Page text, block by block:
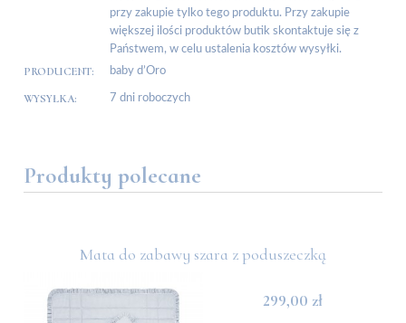
przy zakupie tylko tego produktu. Przy zakupie
większej ilości produktów butik skontaktuje się z
Państwem, w celu ustalenia kosztów wysyłki.
PRODUCENT: baby d’Oro
WYSYŁKA: 7 dni roboczych
Produkty polecane
Mata do zabawy szara z poduszeczką
299,00 zł